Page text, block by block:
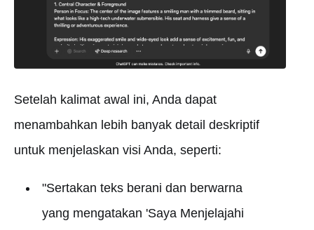
Setelah kalimat awal ini, Anda dapat
menambahkan lebih banyak detail deskriptif
untuk menjelaskan visi Anda, seperti:
"Sertakan teks berani dan berwarna
yang mengatakan 'Saya Menjelajahi